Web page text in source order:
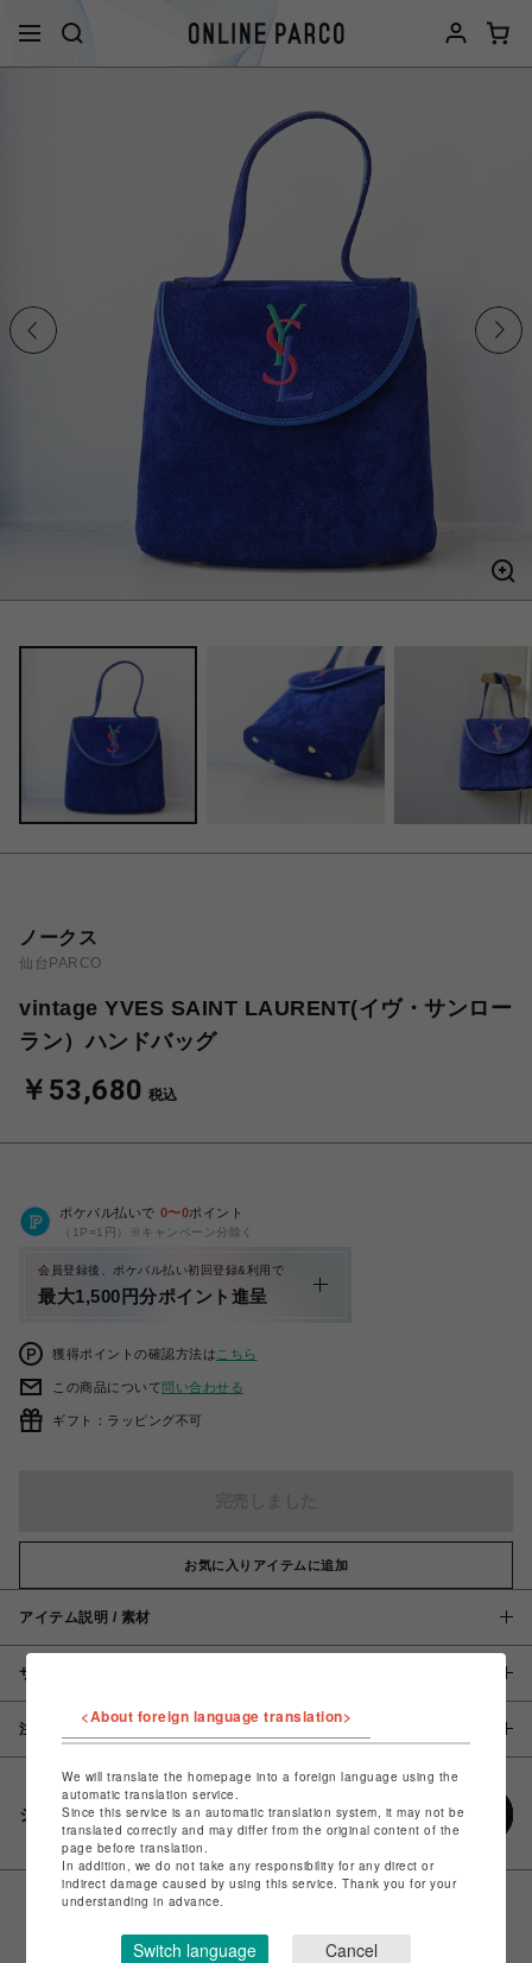
ノークス
仙台PARCO
vintage YVES SAINT LAURENT(イヴ・サンロー
ラン）ハンドバッグ
￥53,680 税込
ポケパル払いで 0〜0ポイント
（1P=1円）※キャンペーン分除く
会員登録後、ポケパル払い初回登録&利用で
最大1,500円分ポイント進呈
獲得ポイントの確認方法は こちら
この商品について問い合わせる
ギフト：ラッピング不可
お気に入りアイテムに追加
アイテム説明 / 素材
サイズ
注意事項
シェアする
<About foreign language translation>
We will translate the homepage into a foreign language using the
automatic translation service.
Since this service is an automatic translation system, it may not be
translated correctly and may differ from the original content of the
page before translation.
In addition, we do not take any responsibility for any direct or
indirect damage caused by using this service. Thank you for your
understanding in advance.
Switch language Cancel